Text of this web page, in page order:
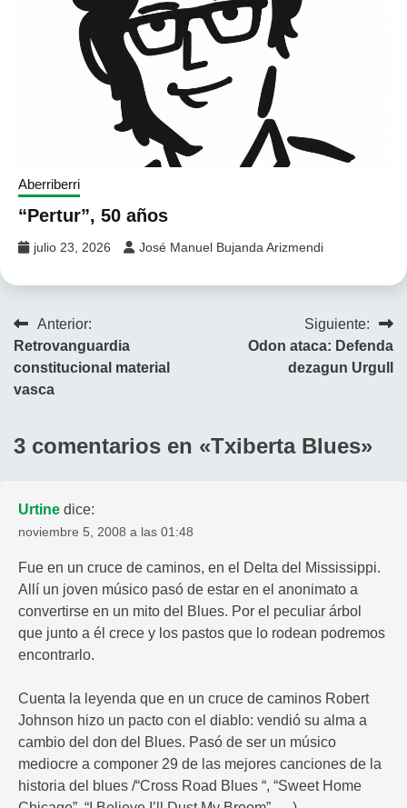
Aberriberri
“Pertur”, 50 años
julio 23, 2026 José Manuel Bujanda Arizmendi
Navegación
de
entradas
Anterior:
Retrovanguardia
constitucional material
vasca
Siguiente:
Odon ataca: Defenda
dezagun Urgull
3 comentarios en «Txiberta Blues»
Urtine dice:
noviembre 5, 2008 a las 01:48
Fue en un cruce de caminos, en el Delta del Mississippi.
Allí un joven músico pasó de estar en el anonimato a
convertirse en un mito del Blues. Por el peculiar árbol
que junto a él crece y los pastos que lo rodean podremos
encontrarlo.
Cuenta la leyenda que en un cruce de caminos Robert
Johnson hizo un pacto con el diablo: vendió su alma a
cambio del don del Blues. Pasó de ser un músico
mediocre a componer 29 de las mejores canciones de la
historia del blues /“Cross Road Blues “, “Sweet Home